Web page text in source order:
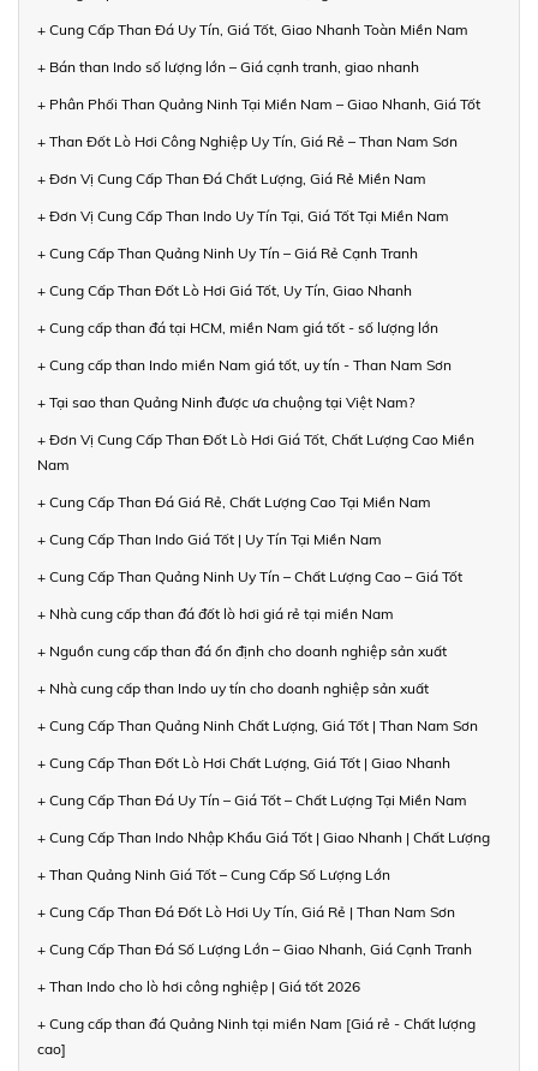
+ Cung Cấp Than Đá Uy Tín, Giá Tốt, Giao Nhanh Toàn Miền Nam
+ Bán than Indo số lượng lớn – Giá cạnh tranh, giao nhanh
+ Phân Phối Than Quảng Ninh Tại Miền Nam – Giao Nhanh, Giá Tốt
+ Than Đốt Lò Hơi Công Nghiệp Uy Tín, Giá Rẻ – Than Nam Sơn
+ Đơn Vị Cung Cấp Than Đá Chất Lượng, Giá Rẻ Miền Nam
+ Đơn Vị Cung Cấp Than Indo Uy Tín Tại, Giá Tốt Tại Miền Nam
+ Cung Cấp Than Quảng Ninh Uy Tín – Giá Rẻ Cạnh Tranh
+ Cung Cấp Than Đốt Lò Hơi Giá Tốt, Uy Tín, Giao Nhanh
+ Cung cấp than đá tại HCM, miền Nam giá tốt - số lượng lớn
+ Cung cấp than Indo miền Nam giá tốt, uy tín - Than Nam Sơn
+ Tại sao than Quảng Ninh được ưa chuộng tại Việt Nam?
+ Đơn Vị Cung Cấp Than Đốt Lò Hơi Giá Tốt, Chất Lượng Cao Miền
Nam
+ Cung Cấp Than Đá Giá Rẻ, Chất Lượng Cao Tại Miền Nam
+ Cung Cấp Than Indo Giá Tốt | Uy Tín Tại Miền Nam
+ Cung Cấp Than Quảng Ninh Uy Tín – Chất Lượng Cao – Giá Tốt
+ Nhà cung cấp than đá đốt lò hơi giá rẻ tại miền Nam
+ Nguồn cung cấp than đá ổn định cho doanh nghiệp sản xuất
+ Nhà cung cấp than Indo uy tín cho doanh nghiệp sản xuất
+ Cung Cấp Than Quảng Ninh Chất Lượng, Giá Tốt | Than Nam Sơn
+ Cung Cấp Than Đốt Lò Hơi Chất Lượng, Giá Tốt | Giao Nhanh
+ Cung Cấp Than Đá Uy Tín – Giá Tốt – Chất Lượng Tại Miền Nam
+ Cung Cấp Than Indo Nhập Khẩu Giá Tốt | Giao Nhanh | Chất Lượng
+ Than Quảng Ninh Giá Tốt – Cung Cấp Số Lượng Lớn
+ Cung Cấp Than Đá Đốt Lò Hơi Uy Tín, Giá Rẻ | Than Nam Sơn
+ Cung Cấp Than Đá Số Lượng Lớn – Giao Nhanh, Giá Cạnh Tranh
+ Than Indo cho lò hơi công nghiệp | Giá tốt 2026
+ Cung cấp than đá Quảng Ninh tại miền Nam [Giá rẻ - Chất lượng
cao]